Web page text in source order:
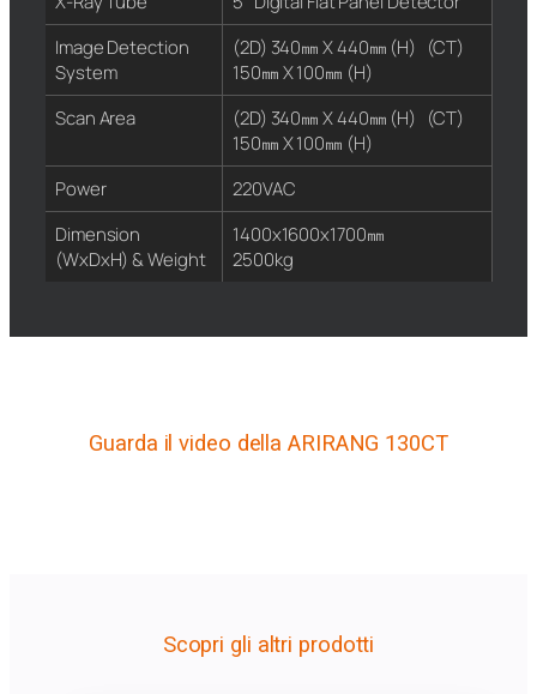
Image Detection
System
(2D) 340㎜ X 440㎜ (H) (CT)
150㎜ X 100㎜ (H)
Scan Area
(2D) 340㎜ X 440㎜ (H) (CT)
150㎜ X 100㎜ (H)
Power
220VAC
Dimension
(WxDxH) & Weight
1400x1600x1700㎜
2500kg
Guarda il video della ARIRANG 130CT
Scopri gli altri prodotti